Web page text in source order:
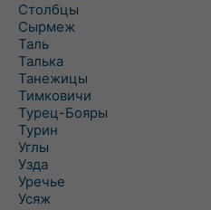
Столбцы
Сырмеж
Таль
Талька
Танежицы
Тимковичи
Турец-Бояры
Турин
Углы
Узда
Уречье
Усяж